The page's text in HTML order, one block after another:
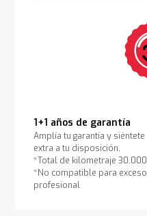
1+1 años de garantía
Amplía tu garantía y
extra a tu disposición.
*Total de kilometraje
*No compatible para
profesional